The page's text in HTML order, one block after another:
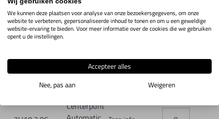
TOON ALLES
Artikelcode Uitvoering Aantal
Centerpunt
We kunnen deze plaatsen voor analyse van onze bezoekersgegevens, om onze
website te verbeteren, gepersonaliseerde inhoud te tonen en om u een geweldige
website-ervaring te bieden. Voor meer informatie over de cookies die we gebruiken
opent u de instellingen.
Accepteer alles
Nee, pas aan
Weigeren